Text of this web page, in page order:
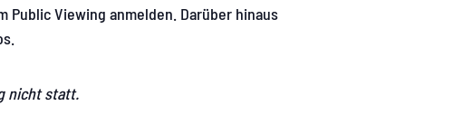
Public Viewing anmelden. Darüber hinaus
nicht statt.